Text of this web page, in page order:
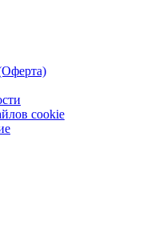
cookie